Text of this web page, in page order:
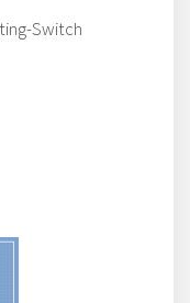
Switch